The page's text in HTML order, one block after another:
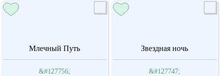
Млечный Путь
&#127756;
Звездная ночь
&#127747;